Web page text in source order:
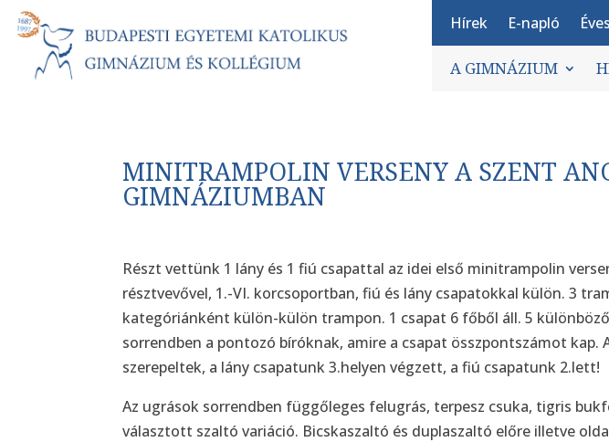
Hírek E-napló
A GIMNÁZIUM
MINITRAMPOLIN VERSENY A SZENT
GIMNÁZIUMBAN
Részt vettünk 1 lány és 1 fiú csapattal az idei első minitrampolin
résztvevővel, 1.-VI. korcsoportban, fiú és lány csapatokkal külön. 3
kategóriánként külön-külön trampon. 1 csapat 6 főből áll. 5
sorrendben a pontozó bíróknak, amire a csapat összpontszámot kap.
szerepeltek, a lány csapatunk 3.helyen végzett, a fiú csapatunk 2.lett!
Az ugrások sorrendben függőleges felugrás, terpesz csuka, tigris
választott szaltó variáció. Bicskaszaltó és duplaszaltó előre illetve